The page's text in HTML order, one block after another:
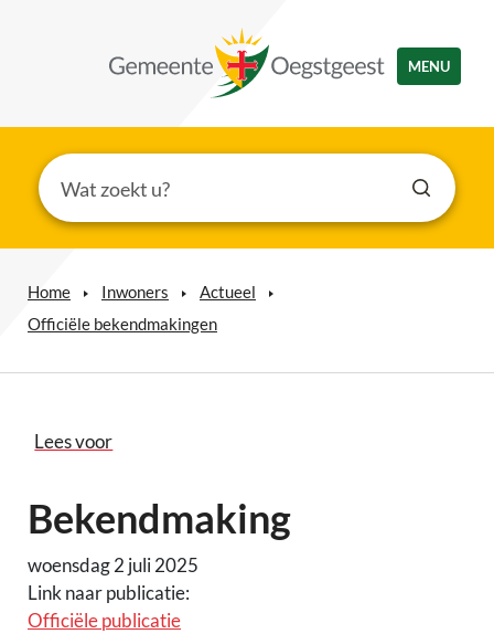
MENU
Home Inwoners
Actueel
Officiële bekendmakingen
Lees voor
Bekendmaking
woensdag 2 juli 2025
Link naar publicatie:
Officiële publicatie